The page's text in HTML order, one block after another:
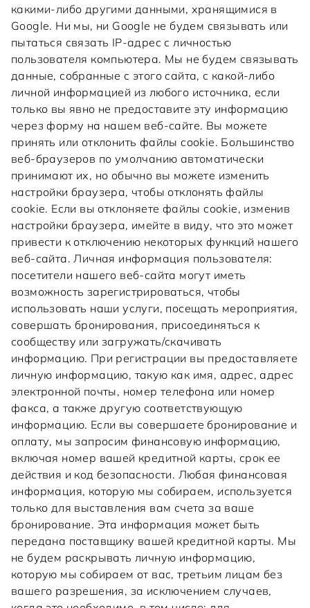
какими-либо другими данными, хранящимися в
Google. Ни мы, ни Google не будем связывать или
пытаться связать IP-адрес с личностью
пользователя компьютера. Мы не будем связывать
данные, собранные с этого сайта, с какой-либо
личной информацией из любого источника, если
только вы явно не предоставите эту информацию
через форму на нашем веб-сайте. Вы можете
принять или отклонить файлы cookie. Большинство
веб-браузеров по умолчанию автоматически
принимают их, но обычно вы можете изменить
настройки браузера, чтобы отклонять файлы
cookie. Если вы отклоняете файлы cookie, изменив
настройки браузера, имейте в виду, что это может
привести к отключению некоторых функций нашего
веб-сайта. Личная информация пользователя:
посетители нашего веб-сайта могут иметь
возможность зарегистрироваться, чтобы
использовать наши услуги, посещать мероприятия,
совершать бронирования, присоединяться к
сообществу или загружать/скачивать
информацию. При регистрации вы предоставляете
личную информацию, такую как имя, адрес, адрес
электронной почты, номер телефона или номер
факса, а также другую соответствующую
информацию. Если вы совершаете бронирование и
оплату, мы запросим финансовую информацию,
включая номер вашей кредитной карты, срок ее
действия и код безопасности. Любая финансовая
информация, которую мы собираем, используется
только для выставления вам счета за ваше
бронирование. Эта информация может быть
передана поставщику вашей кредитной карты. Мы
не будем раскрывать личную информацию,
которую мы собираем от вас, третьим лицам без
вашего разрешения, за исключением случаев,